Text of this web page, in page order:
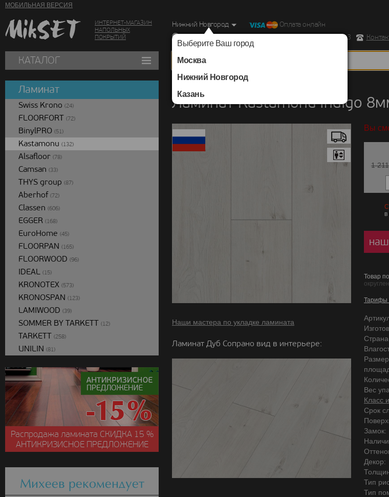
МОБИЛЬНАЯ ВЕРСИЯ
ИНТЕРНЕТ-МАГАЗИН
НАПОЛЬНЫХ
ПОКРЫТИЙ
Нижний Новгород
Выберите Ваш город
Москва
Нижний Новгород
Казань
Оплата онлайн
г. Нижний Новгород, Ул. Республиканская д.43 корпус 3
КАТАЛОГ
Ламинат Kastamonu Indigo
Наши мастера по укладке ламината
Ламинат Дуб Сопрано вид в интерьере:
Вы
1
Товар
Тарифы
Вес
Класс
Срок
Замок:
Декор:
Тип
Тип
Ламинат
Swiss Krono (24)
FLOORFORT (72)
BinylPRO (51)
Kastamonu (132)
Alsafloor (78)
Camsan (33)
THYS group (87)
Aberhof (72)
Classen (606)
EGGER (168)
EuroHome (45)
FLOORPAN (165)
FLOORWOOD (96)
IDEAL (15)
KRONOTEX (573)
KRONOSPAN (123)
LAMIWOOD (39)
SOMMER BY TARKETT (12)
TARKETT (258)
UNILIN (81)
Распродажа ламината СКИДКА15 %
АНТИКРИЗИСНОЕ ПРЕДЛОЖЕНИЕ
Михеев рекомендует